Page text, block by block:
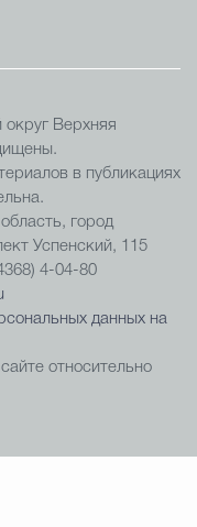
Верхняя
в публикациях
город
Успенский, 115
4-04-80
данных на
относительно